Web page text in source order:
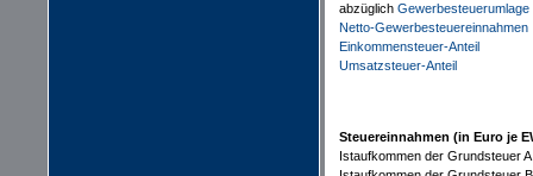
abzüglich Gewerbesteuerumlage
Netto-Gewerbesteuereinnahmen
Einkommensteuer-Anteil
Umsatzsteuer-Anteil
Steuereinnahmen (in Euro je
Istaufkommen der Grundsteuer A